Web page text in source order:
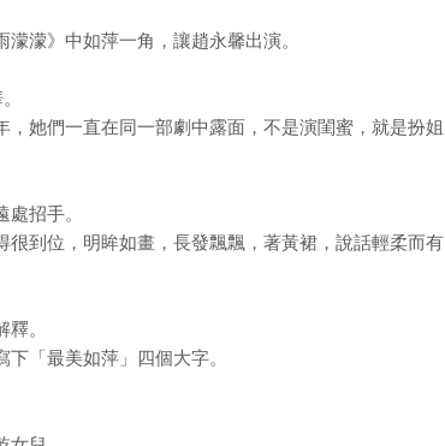
濛》中如萍一角，讓趙永馨出演。
她們一直在同一部劇中露面，不是演閨蜜，就是扮姐
招手。
到位，明眸如畫，長發飄飄，著黃裙，說話輕柔而有
。
「最美如萍」四個大字。